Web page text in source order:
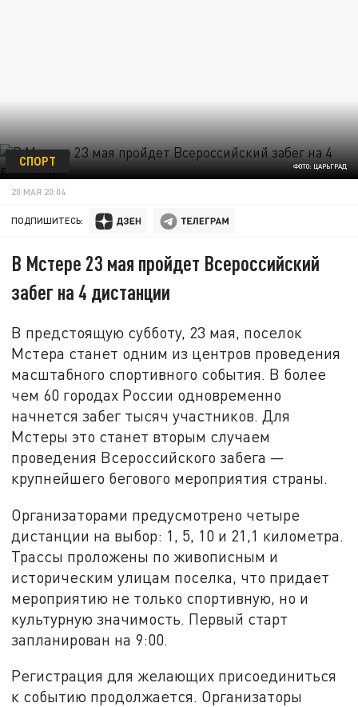
ФОТО: ЦАРЬГРАД
СПОРТ
20 МАЯ 20:04
ПОДПИШИТЕСЬ:
В Мстере 23 мая пройдет Всероссийский
забег на 4 дистанции
В предстоящую субботу, 23 мая, поселок
Мстера станет одним из центров проведения
масштабного спортивного события. В более
чем 60 городах России одновременно
начнется забег тысяч участников. Для
Мстеры это станет вторым случаем
проведения Всероссийского забега —
крупнейшего бегового мероприятия страны.
Организаторами предусмотрено четыре
дистанции на выбор: 1, 5, 10 и 21,1 километра.
Трассы проложены по живописным и
историческим улицам поселка, что придает
мероприятию не только спортивную, но и
культурную значимость. Первый старт
запланирован на 9:00.
Регистрация для желающих присоединиться
к событию продолжается. Организаторы